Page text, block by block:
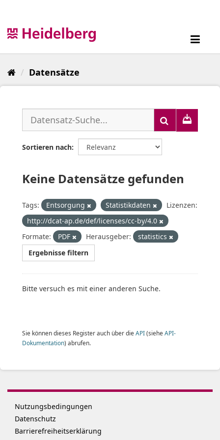
Datensätze
Sortieren nach
Keine Datensätze gefunden
Tags: Entsorgung Statistikdaten
Lizenzen:
http://dcat-ap.de/def/licenses/cc-by/4.0
Formate:
PDF Herausgeber:
statistics
Ergebnisse filtern
Bitte versuch es mit einer anderen Suche.
Sie können dieses Register auch über die API(siehe API-
Dokumentation) abrufen.
Nutzungsbedingungen
Datenschutz
Barrierefreiheitserklärung